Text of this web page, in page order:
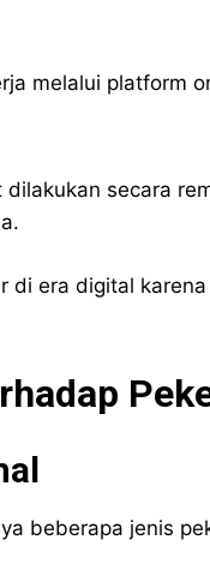
melalui platform
secara
era digital
beberapa jenis